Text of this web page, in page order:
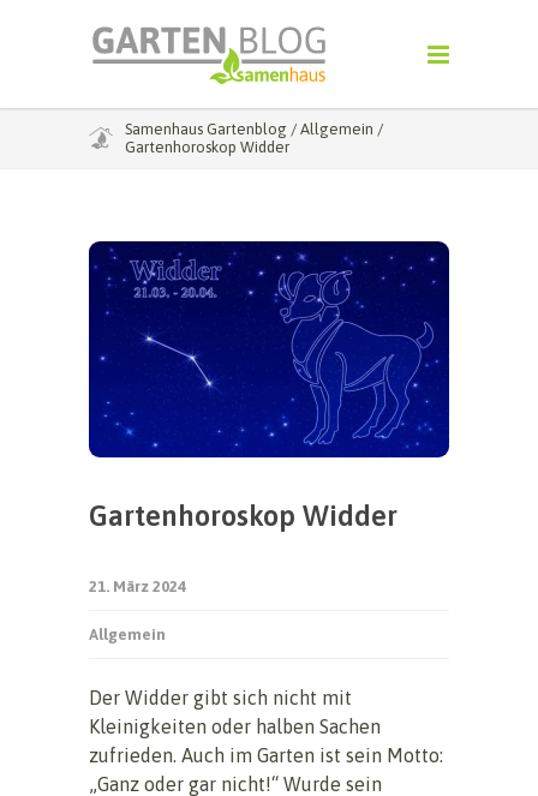
Samenhaus Gartenblog / Allgemein /
Gartenhoroskop Widder
Gartenhoroskop Widder
21. März 2024
Allgemein
Der Widder gibt sich nicht mit
Kleinigkeiten oder halben Sachen
zufrieden. Auch im Garten ist sein Motto:
„Ganz oder gar nicht!“ Wurde sein